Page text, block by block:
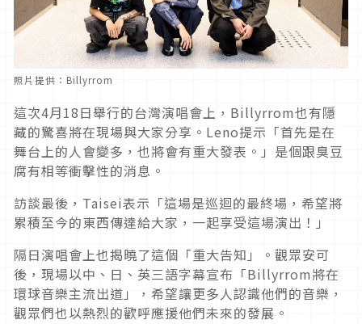
照片提供：Billyrrom
這次4月18日舉行的台灣演唱會上，Billyrrom也有隱
藏的驚喜將在現場與大家分享。Leno提示「首先是在
舞台上的人會變多，也將會有重大發表。」是個跟臭豆
腐有相等衝擊性的消息。
訪談最後，Taisei表示「這場是巡迴的最終場，希望將
累積至今的東西傳達給大家，一起享受這場演出！」
隔日演唱會上也揭曉了這個「重大告知」。觀眾安可
後，現場以中、日、英三語字幕宣布「Billyrrom將在
環球音樂主流出道」，希望讓更多人認識他們的音樂，
觀眾們也以熱烈的歡呼應援他們未來的發展。